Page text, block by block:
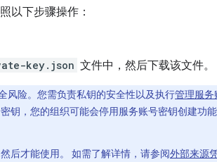
以下步骤操作：
key.json 文件中，然后下载该文件。
风险。您需负责私钥的安全性以及执行管理服务
钥，您的组织可能会停用服务账号密钥创建功
后才能使用。 如需了解详情，请参阅外部来源